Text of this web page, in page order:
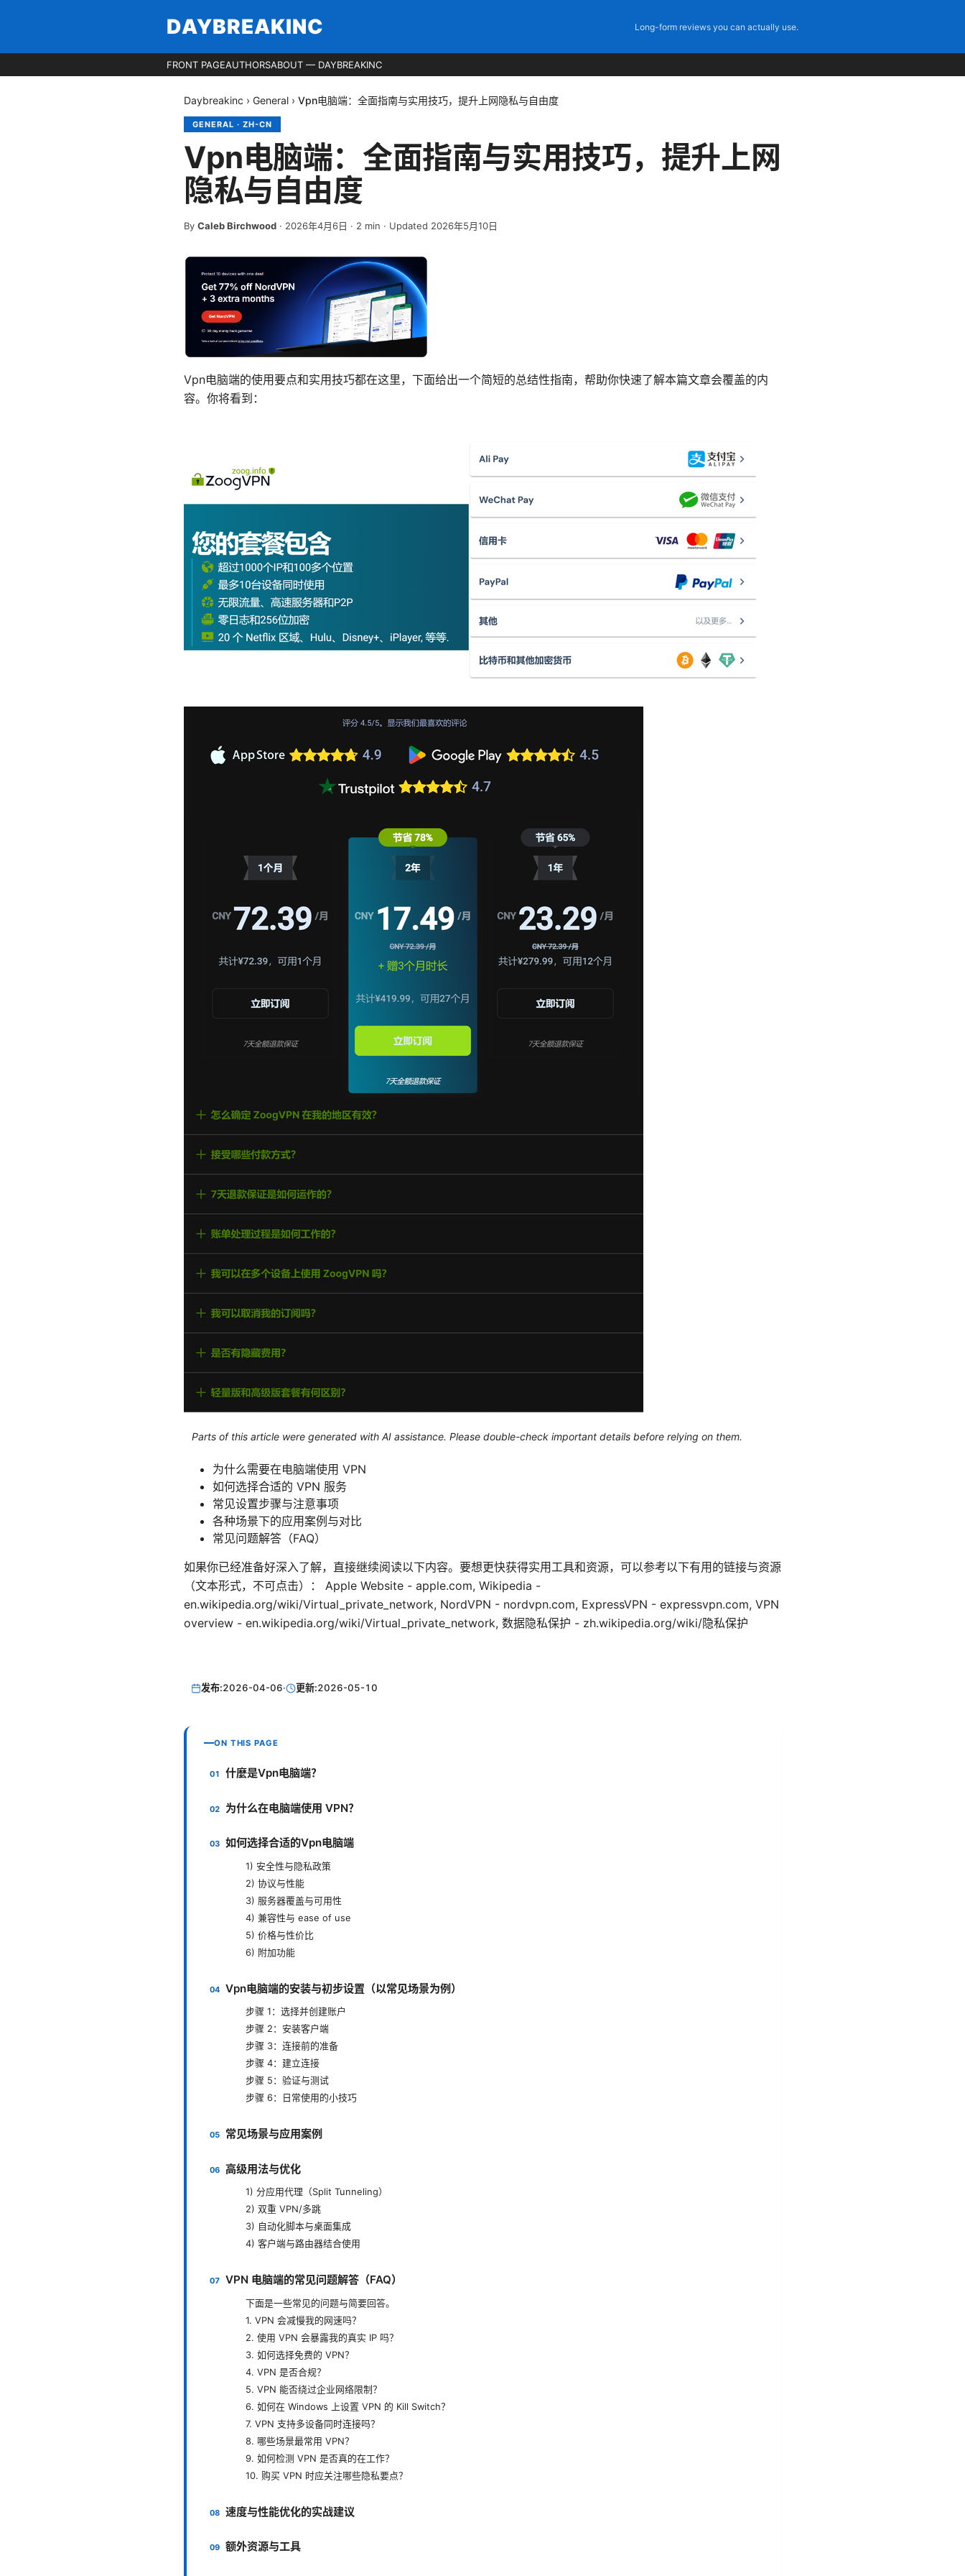
DAYBREAKINC Long-form reviews you can actually use.
FRONT PAGEAUTHORSABOUT — DAYBREAKINC
Daybreakinc › General › Vpn电脑端：全面指南与实用技巧，提升上网隐私与自由度
GENERAL · ZH-CN
Vpn电脑端：全面指南与实用技巧，提升上网
隐私与自由度
By Caleb Birchwood · 2026年4月6日 · 2 min · Updated 2026年5月10日
Vpn电脑端的使用要点和实用技巧都在这里，下面给出一个简短的总结性指南，帮助你快速了解本篇文章会覆盖的内
容。你将看到：
Parts of this article were generated with AI assistance. Please double-check important details before relying on them.
为什么需要在电脑端使用 VPN
如何选择合适的 VPN 服务
常见设置步骤与注意事项
各种场景下的应用案例与对比
常见问题解答（FAQ）
如果你已经准备好深入了解，直接继续阅读以下内容。要想更快获得实用工具和资源，可以参考以下有用的链接与资源
（文本形式，不可点击）： Apple Website - apple.com, Wikipedia -
en.wikipedia.org/wiki/Virtual_private_network, NordVPN - nordvpn.com, ExpressVPN - expressvpn.com, VPN
overview - en.wikipedia.org/wiki/Virtual_private_network, 数据隐私保护 - zh.wikipedia.org/wiki/隐私保护
发布:2026-04-06· 更新:2026-05-10
ON THIS PAGE
什麼是Vpn电脑端？
为什么在电脑端使用 VPN？
如何选择合适的Vpn电脑端
1) 安全性与隐私政策
2) 协议与性能
3) 服务器覆盖与可用性
4) 兼容性与 ease of use
5) 价格与性价比
6) 附加功能
Vpn电脑端的安装与初步设置（以常见场景为例）
步骤 1：选择并创建账户
步骤 2：安装客户端
步骤 3：连接前的准备
步骤 4：建立连接
步骤 5：验证与测试
步骤 6：日常使用的小技巧
常见场景与应用案例
高级用法与优化
1) 分应用代理（Split Tunneling）
2) 双重 VPN/多跳
3) 自动化脚本与桌面集成
4) 客户端与路由器结合使用
VPN 电脑端的常见问题解答（FAQ）
下面是一些常见的问题与简要回答。
1. VPN 会减慢我的网速吗？
2. 使用 VPN 会暴露我的真实 IP 吗？
3. 如何选择免费的 VPN？
4. VPN 是否合规？
5. VPN 能否绕过企业网络限制？
6. 如何在 Windows 上设置 VPN 的 Kill Switch？
7. VPN 支持多设备同时连接吗？
8. 哪些场景最常用 VPN？
9. 如何检测 VPN 是否真的在工作？
10. 购买 VPN 时应关注哪些隐私要点？
速度与性能优化的实战建议
额外资源与工具